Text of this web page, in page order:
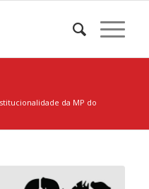
da MP do